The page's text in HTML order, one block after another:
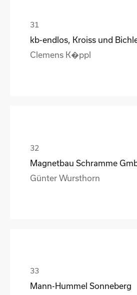
kb-endlos, Kroiss und
Clemens K�ppl
Magnetbau Schramme
Günter Wursthorn
Mann-Hummel Sonneberg